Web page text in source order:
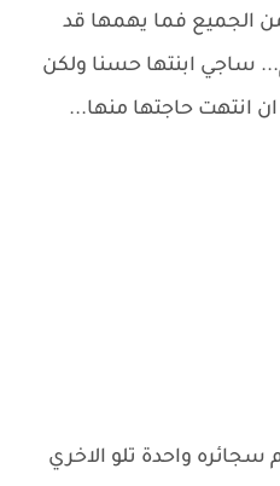
الجميع فما يهمها قد
ساجي ابنتها حسنا ولكن
انتهت حاجتها منها...
واحدة تلو الاخري